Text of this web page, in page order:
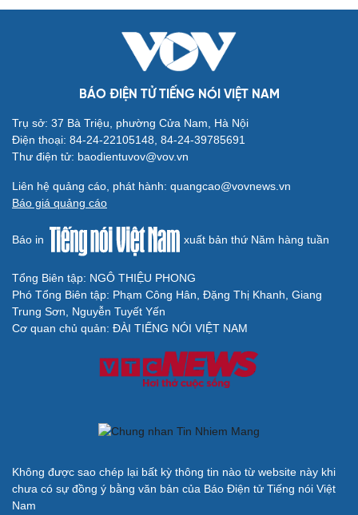
BÁO ĐIỆN TỬ TIẾNG NÓI VIỆT NAM
Trụ sở: 37 Bà Triệu, phường Cửa Nam, Hà Nội
Điện thoại: 84-24-22105148, 84-24-39785691
Thư điện tử: baodientuvov@vov.vn
Liên hệ quảng cáo, phát hành: quangcao@vovnews.vn
Báo giá quảng cáo
Báo in xuất bản thứ Năm hàng tuần
Tổng Biên tập: NGÔ THIỆU PHONG
Phó Tổng Biên tập: Phạm Công Hân, Đặng Thị Khanh, Giang
Trung Sơn, Nguyễn Tuyết Yến
Cơ quan chủ quản: ĐÀI TIẾNG NÓI VIỆT NAM
Không được sao chép lại bất kỳ thông tin nào từ website này khi
chưa có sự đồng ý bằng văn bản của Báo Điện tử Tiếng nói Việt
Nam